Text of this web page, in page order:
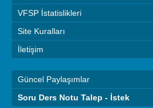
VFSP İstatislikleri
Site Kuralları
İletişim
Güncel Paylaşımlar
Soru Ders Notu Talep - İstek